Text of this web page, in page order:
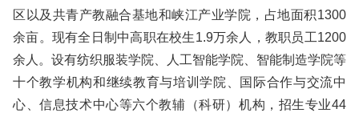
区以及共青产教融合基地和峡江产业学院，占地面积1300
余亩。现有全日制中高职在校生1.9万余人，教职员工1200
余人。设有纺织服装学院、人工智能学院、智能制造学院等
十个教学机构和继续教育与培训学院、国际合作与交流中
心、信息技术中心等六个教辅（科研）机构，招生专业44